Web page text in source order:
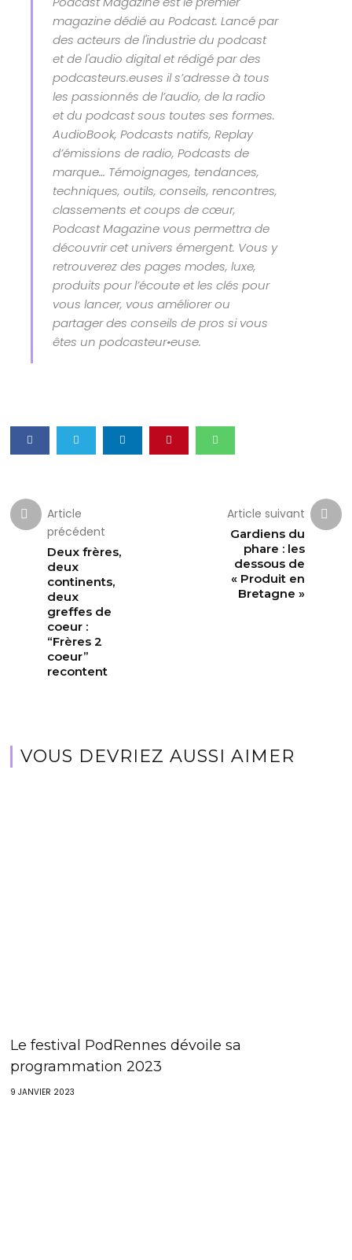
magazine dédié au Podcast. Lancé par
des acteurs de l'industrie du podcast
et de l'audio digital et rédigé par des
podcasteurs.euses il s’adresse à tous
les passionnés de l’audio, de la radio
et du podcast sous toutes ses formes.
AudioBook, Podcasts natifs, Replay
d’émissions de radio, Podcasts de
marque… Témoignages, tendances,
techniques, outils, conseils, rencontres,
classements et coups de cœur,
Podcast Magazine vous permettra de
découvrir cet univers émergent. Vous y
retrouverez des pages modes, luxe,
produits pour l’écoute et les clés pour
vous lancer, vous améliorer ou
partager des conseils de pros si vous
êtes un podcasteur•euse.
Article
précédent
Deux frères,
deux
continents,
deux
greffes de
coeur :
“Frères 2
coeur”
recontent
Article suivant
Gardiens du
phare : les
dessous de
« Produit en
Bretagne »
VOUS DEVRIEZ AUSSI AIMER
Le festival PodRennes dévoile sa
programmation 2023
9 JANVIER 2023